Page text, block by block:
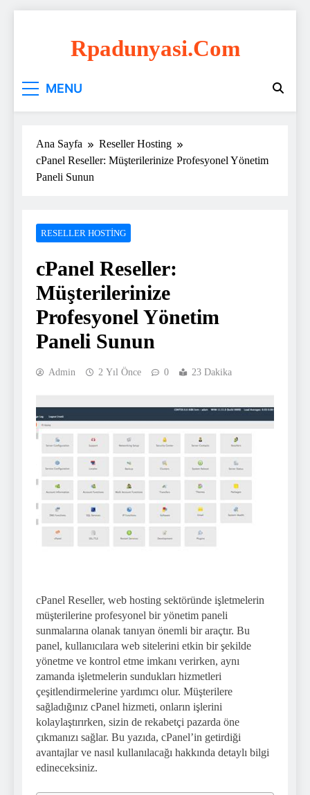
Rpadunyasi.com
Çözümleri!
MENU
Ana Sayfa
Reseller Hosting
cPanel Reseller: Müşterilerinize Profesyonel Yönetim
Paneli Sunun
RESELLER HOSTING
cPanel Reseller:
Müşterilerinize
Profesyonel Yönetim
Paneli Sunun
Admin 2 Yıl Önce 0 23 Dakika
cPanel Reseller, web hosting sektöründe işletmelerin
müşterilerine profesyonel bir yönetim paneli
sunmalarına olanak tanıyan önemli bir araçtır. Bu
panel, kullanıcılara web sitelerini etkin bir şekilde
yönetme ve kontrol etme imkanı verirken, aynı
zamanda işletmelerin sundukları hizmetleri
çeşitlendirmelerine yardımcı olur. Müşterilere
sağladığınız cPanel hizmeti, onların işlerini
kolaylaştırırken, sizin de rekabetçi pazarda öne
çıkmanızı sağlar. Bu yazıda, cPanel’in getirdiği
avantajlar ve nasıl kullanılacağı hakkında detaylı bilgi
edineceksiniz.